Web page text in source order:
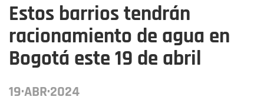
Estos barrios tendrán
racionamiento de agua en
Bogotá este 19 de abril
19·ABR·2024